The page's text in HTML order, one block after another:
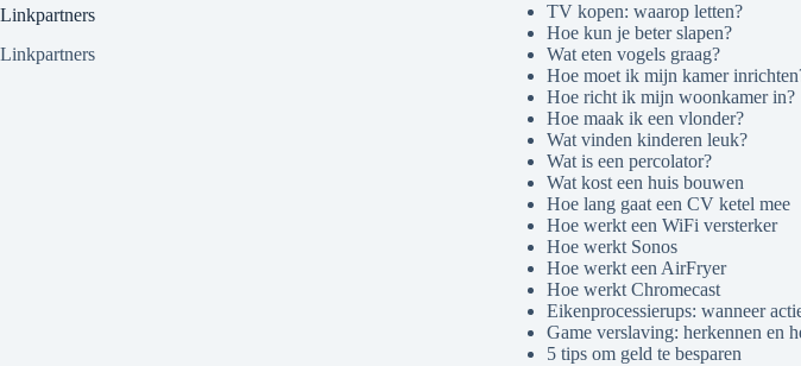
Linkpartners
Linkpartners
TV kopen: waarop letten?
Hoe kun je beter slapen?
Wat eten vogels graag?
Hoe moet ik mijn kamer
Hoe richt ik mijn woonkamer in?
Hoe maak ik een vlonder?
Wat vinden kinderen leuk?
Wat is een percolator?
Wat kost een huis bouwen
Hoe lang gaat een CV ketel mee
Hoe werkt een WiFi versterker
Hoe werkt Sonos
Hoe werkt een AirFryer
Hoe werkt Chromecast
Eikenprocessierups: wanneer
Game verslaving: herkennen en
5 tips om geld te besparen